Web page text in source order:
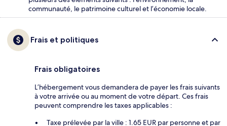
communauté, le patrimoine culturel et l’économie locale.
Frais et politiques
Frais obligatoires
L’hébergement vous demandera de payer les frais suivants
à votre arrivée ou au moment de votre départ. Ces frais
peuvent comprendre les taxes applicables :
Taxe prélevée par la ville : 1.65 EUR par personne et par